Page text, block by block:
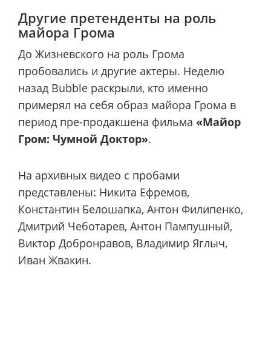
Другие претенденты на роль
майора Грома
До Жизневского на роль Грома
пробовались и другие актеры. Неделю
назад Bubble раскрыли, кто именно
примерял на себя образ майора Грома в
период пре-продакшена фильма «Майор
Гром: Чумной Доктор».
На архивных видео с пробами
представлены: Никита Ефремов,
Константин Белошапка, Антон Филипенко,
Дмитрий Чеботарев, Антон Пампушный,
Виктор Добронравов, Владимир Яглыч,
Иван Жвакин.